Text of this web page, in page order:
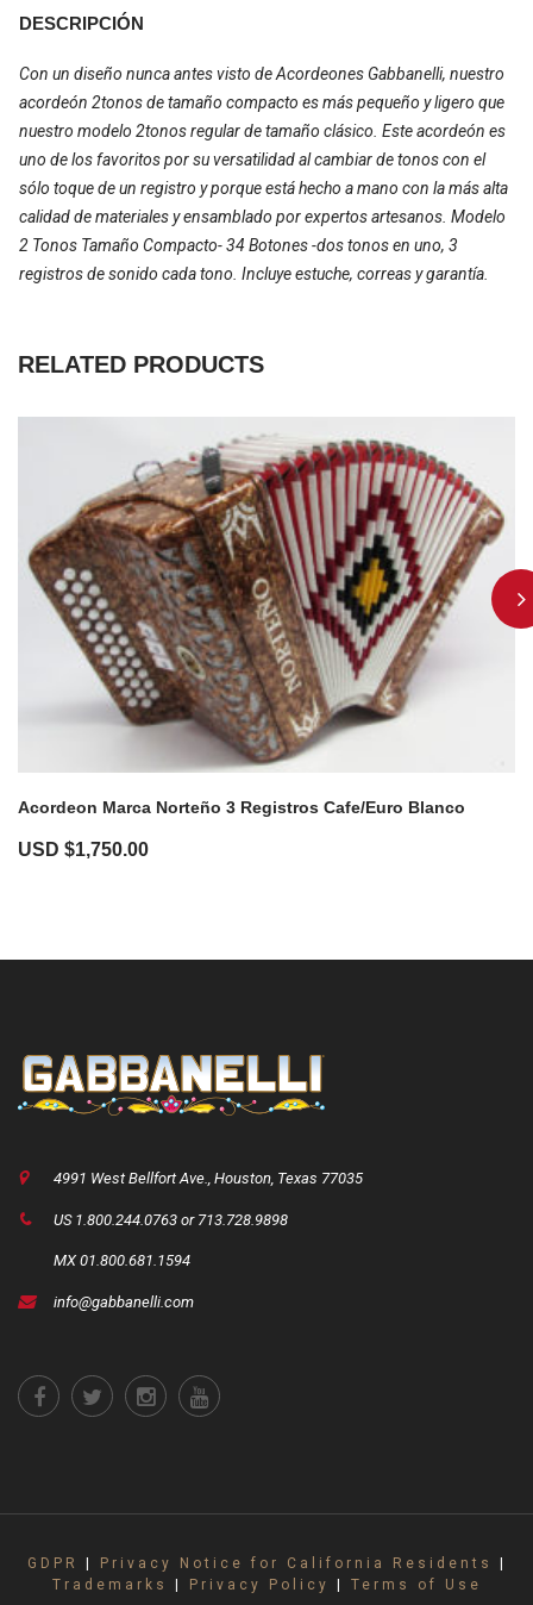
DESCRIPCIÓN
Con un diseño nunca antes visto de Acordeones Gabbanelli, nuestro
acordeón 2tonos de tamaño compacto es más pequeño y ligero que
nuestro modelo 2tonos regular de tamaño clásico. Este acordeón es
uno de los favoritos por su versatilidad al cambiar de tonos con el
sólo toque de un registro y porque está hecho a mano con la más alta
calidad de materiales y ensamblado por expertos artesanos. Modelo
2 Tonos Tamaño Compacto- 34 Botones -dos tonos en uno, 3
registros de sonido cada tono. Incluye estuche, correas y garantía.
RELATED PRODUCTS
Acordeon Marca Norteño 3 Registros Cafe/Euro Blanco
USD $1,750.00
4991 West Bellfort Ave., Houston, Texas 77035
US 1.800.244.0763 or 713.728.9898
MX 01.800.681.1594
info@gabbanelli.com
GDPR | Privacy Notice for California Residents
|
Trademarks
| Privacy Policy | Terms of Use